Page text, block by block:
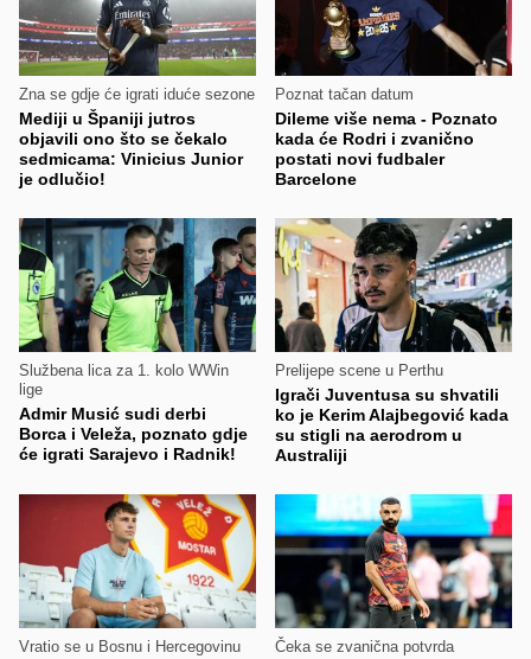
Zna se gdje će igrati iduće sezone
Mediji u Španiji jutros
objavili ono što se čekalo
sedmicama: Vinicius Junior
je odlučio!
Poznat tačan datum
Dileme više nema - Poznato
kada će Rodri i zvanično
postati novi fudbaler
Barcelone
Službena lica za 1. kolo WWin
lige
Admir Musić sudi derbi
Borca i Veleža, poznato gdje
će igrati Sarajevo i Radnik!
Prelijepe scene u Perthu
Igrači Juventusa su shvatili
ko je Kerim Alajbegović kada
su stigli na aerodrom u
Australiji
Vratio se u Bosnu i Hercegovinu Čeka se zvanična potvrda